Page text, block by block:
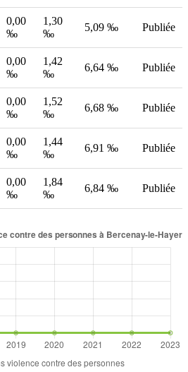
0,00
‰
1,30
‰
5,09 ‰ Publiée
0,00
‰
1,42
‰
6,64 ‰ Publiée
0,00
‰
1,52
‰
6,68 ‰ Publiée
0,00
‰
1,44
‰
6,91 ‰ Publiée
0,00
‰
1,84
‰
6,84 ‰ Publiée